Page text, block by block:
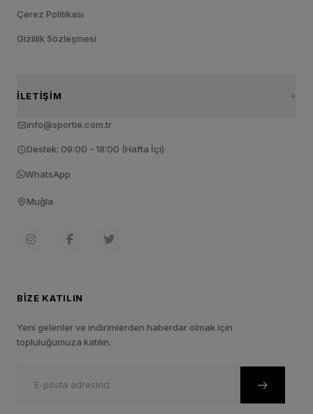
Çerez Politikası
Gizlilik Sözleşmesi
İLETIŞIM
info@sportie.com.tr
Destek: 09:00 - 18:00 (Hafta İçi)
WhatsApp
Muğla
BIZE KATILIN
Yeni gelenler ve indirimlerden haberdar olmak için
topluluğumuza katılın.